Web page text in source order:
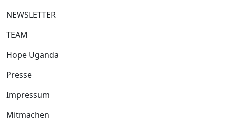
NEWSLETTER
TEAM
Hope Uganda
Presse
Impressum
Mitmachen